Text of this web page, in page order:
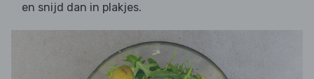
en snijd dan in plakjes.